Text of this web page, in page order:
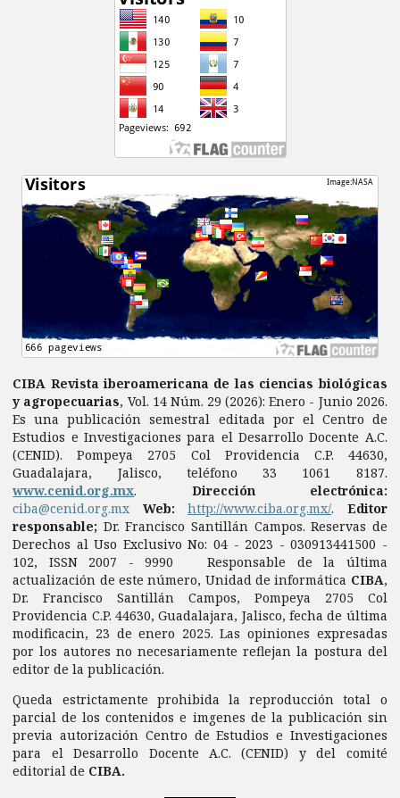
CIBA Revista iberoamericana de las ciencias biológicas
y agropecuarias, Vol. 14 Núm. 29 (2026): Enero - Junio 2026.
Es una publicación semestral editada por el Centro de
Estudios e Investigaciones para el Desarrollo Docente A.C.
(CENID). Pompeya 2705 Col Providencia C.P. 44630,
Guadalajara, Jalisco, teléfono 33 1061 8187.
www.cenid.org.mx. Dirección electrónica:
ciba@cenid.org.mx
Web: http://www.ciba.org.mx/. Editor
responsable; Dr. Francisco Santillán Campos. Reservas de
Derechos al Uso Exclusivo No: 04 - 2023 - 030913441500 -
102, ISSN 2007 - 9990 Responsable de la última
actualización de este número, Unidad de informática CIBA,
Dr. Francisco Santillán Campos, Pompeya 2705 Col
Providencia C.P. 44630, Guadalajara, Jalisco, fecha de última
modificacin, 23 de enero 2025. Las opiniones expresadas
por los autores no necesariamente reflejan la postura del
editor de la publicación.
Queda estrictamente prohibida la reproducción total o
parcial de los contenidos e imgenes de la publicación sin
previa autorización Centro de Estudios e Investigaciones
para el Desarrollo Docente A.C. (CENID) y del comité
editorial de CIBA.